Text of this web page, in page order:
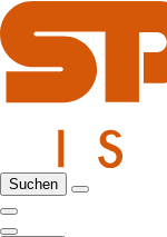
Suchen